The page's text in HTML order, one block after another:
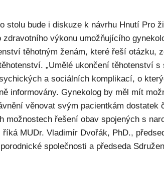
stolu bude i diskuze k návrhu Hnutí Pro
zdravotního výkonu umožňujícího
těhotným ženám, které řeší otázku,
„Umělé ukončení těhotenství s
a sociálních komplikací, o
informovány. Gynekolog by měl mít
věnovat svým pacientkám dostatek
možnostech řešení obav spojených s
říká MUDr. Vladimír Dvořák, PhD.,
společnosti a předseda